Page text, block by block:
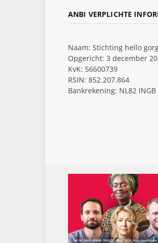
ANBI VERPLICHTE
Naam: Stichting hello
Opgericht: 3 december
KvK: 56600739
RSIN: 852.207.864
Bankrekening: NL82